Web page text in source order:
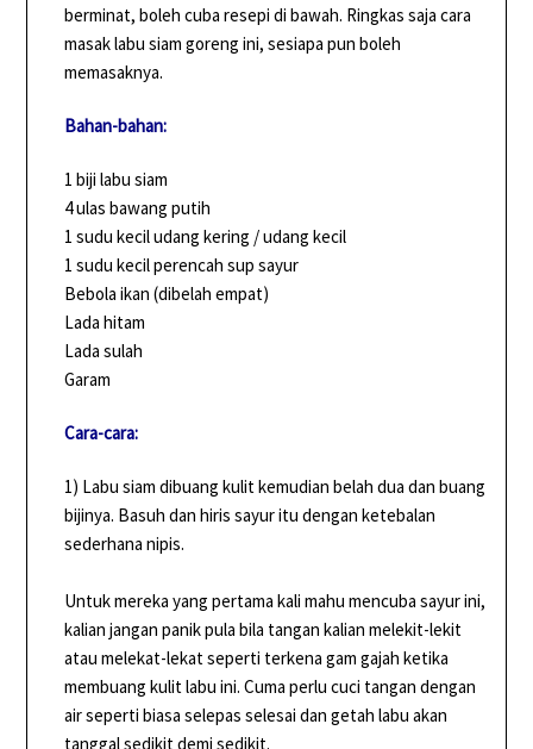
berminat, boleh cuba resepi di bawah. Ringkas saja cara
masak labu siam goreng ini, sesiapa pun boleh
memasaknya.
Bahan-bahan:
1 biji labu siam
4 ulas bawang putih
1 sudu kecil udang kering / udang kecil
1 sudu kecil perencah sup sayur
Bebola ikan (dibelah empat)
Lada hitam
Lada sulah
Garam
Cara-cara:
1) Labu siam dibuang kulit kemudian belah dua dan buang
bijinya. Basuh dan hiris sayur itu dengan ketebalan
sederhana nipis.
Untuk mereka yang pertama kali mahu mencuba sayur ini,
kalian jangan panik pula bila tangan kalian melekit-lekit
atau melekat-lekat seperti terkena gam gajah ketika
membuang kulit labu ini. Cuma perlu cuci tangan dengan
air seperti biasa selepas selesai dan getah labu akan
tanggal sedikit demi sedikit.